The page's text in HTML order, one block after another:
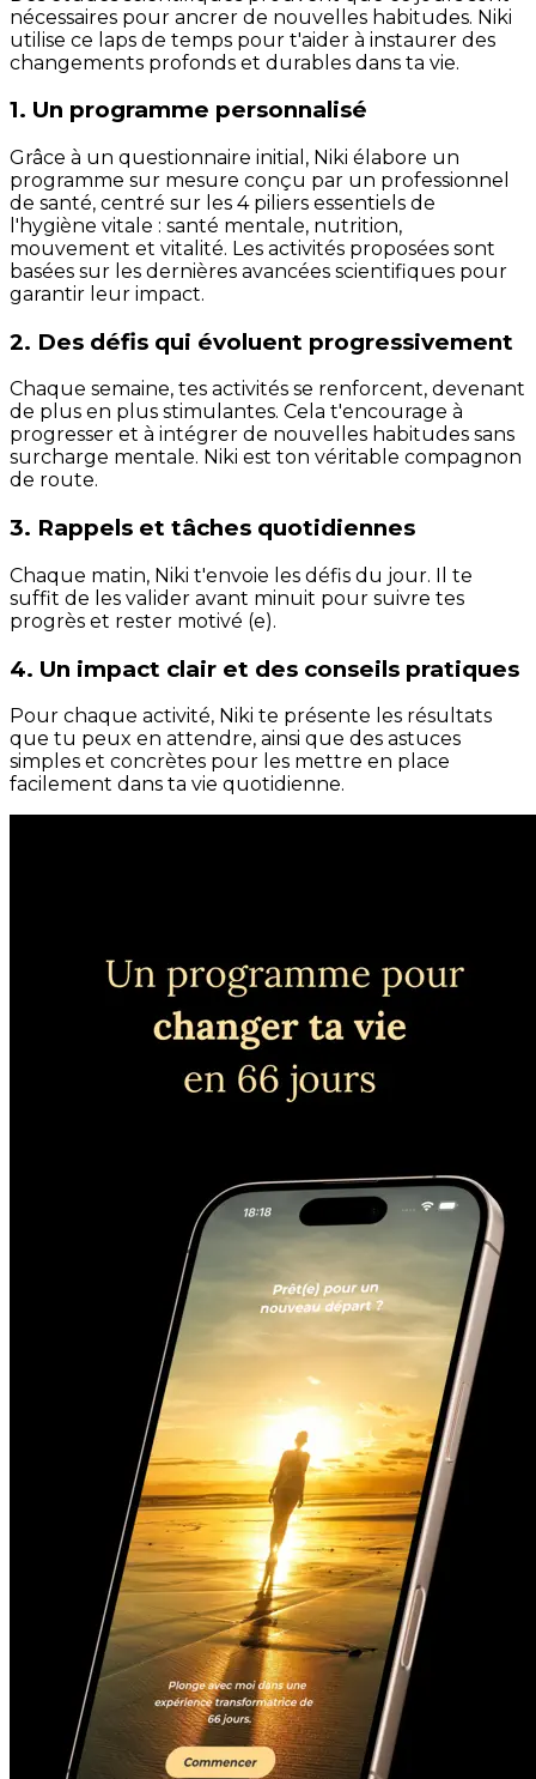
nécessaires pour ancrer de nouvelles habitudes. Niki
utilise ce laps de temps pour t'aider à instaurer des
changements profonds et durables dans ta vie.
1. Un programme personnalisé
Grâce à un questionnaire initial, Niki élabore un
programme sur mesure conçu par un professionnel
de santé, centré sur les 4 piliers essentiels de
l'hygiène vitale : santé mentale, nutrition,
mouvement et vitalité. Les activités proposées sont
basées sur les dernières avancées scientifiques pour
garantir leur impact.
2. Des défis qui évoluent progressivement
Chaque semaine, tes activités se renforcent, devenant
de plus en plus stimulantes. Cela t'encourage à
progresser et à intégrer de nouvelles habitudes sans
surcharge mentale. Niki est ton véritable compagnon
de route.
3. Rappels et tâches quotidiennes
Chaque matin, Niki t'envoie les défis du jour. Il te
suffit de les valider avant minuit pour suivre tes
progrès et rester motivé (e).
4. Un impact clair et des conseils pratiques
Pour chaque activité, Niki te présente les résultats
que tu peux en attendre, ainsi que des astuces
simples et concrètes pour les mettre en place
facilement dans ta vie quotidienne.